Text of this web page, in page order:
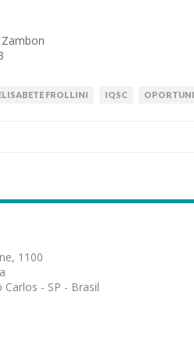
FROLLINI IQSC
1100
Carlos - SP - Brasil